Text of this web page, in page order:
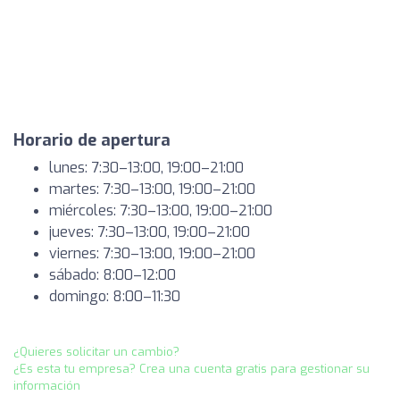
Horario de apertura
lunes: 7:30–13:00, 19:00–21:00
martes: 7:30–13:00, 19:00–21:00
miércoles: 7:30–13:00, 19:00–21:00
jueves: 7:30–13:00, 19:00–21:00
viernes: 7:30–13:00, 19:00–21:00
sábado: 8:00–12:00
domingo: 8:00–11:30
¿Quieres solicitar un cambio?
¿Es esta tu empresa? Crea una cuenta gratis para gestionar su
información